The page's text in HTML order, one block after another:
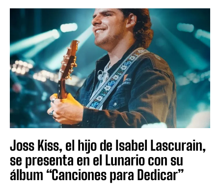
Joss Kiss, el hijo de Isabel Lascurain,
se presenta en el Lunario con su
álbum “Canciones para Dedicar”